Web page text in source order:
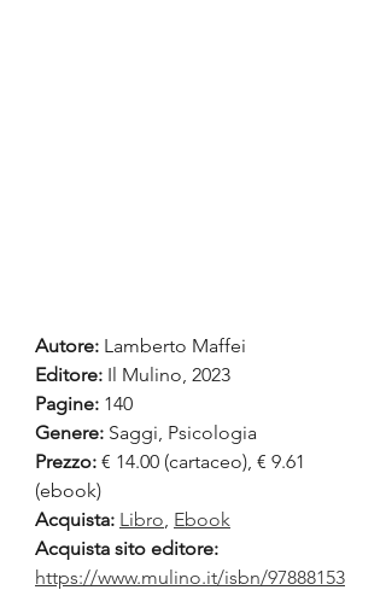
Autore: Lamberto Maffei
Editore: Il Mulino, 2023
Pagine: 140
Genere: Saggi, Psicologia
Prezzo: € 14.00 (cartaceo), € 9.61
(ebook)
Acquista: Libro, Ebook
Acquista sito editore:
https://www.mulino.it/isbn/97888153